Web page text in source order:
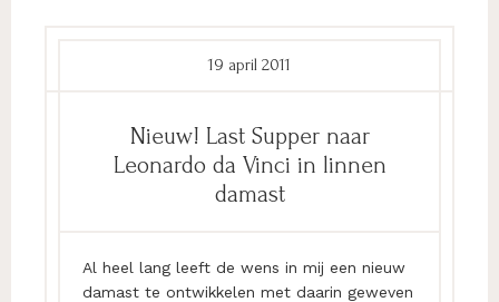
Nieuw! Last Supper naar
Leonardo da Vinci in linnen
damast
19 april 2011
Al heel lang leeft de wens in mij een nieuw
damast te ontwikkelen met daarin geweven